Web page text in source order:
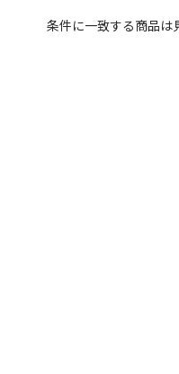
条件に一致する商品は